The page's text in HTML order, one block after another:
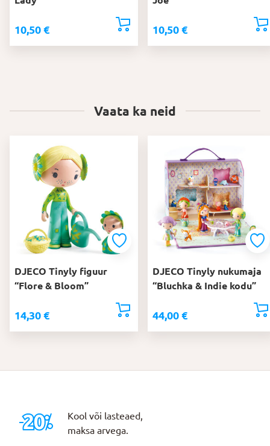
10,50 € 10,50 €
Vaata ka neid
DJECO Tinyly figuur
“Flore & Bloom”
14,30 €
DJECO Tinyly nukumaja
“Bluchka & Indie kodu”
44,00 €
Kool või lasteaed,
maksa arvega.